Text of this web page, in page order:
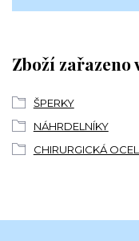
Zboží
ŠPERKY
NÁHRDELNÍKY
CHIRURGICKÁ